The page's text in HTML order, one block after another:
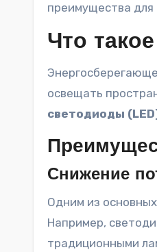
преимущества для
Что
освещать
светодиоды
Снижение
Одним из
Например,
традиционными